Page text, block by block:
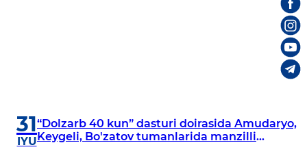
31
IYU
“Dolzarb 40 kun” dasturi doirasida Amudaryo,
Keygeli, Bo'zatov tumanlarida manzilli